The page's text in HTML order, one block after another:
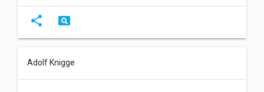
share pageview
Adolf Knigge